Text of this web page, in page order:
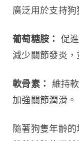
廣泛用於支持狗
葡萄糖胺：
促
減少關節發炎，
軟骨素：
維持
加強關節潤滑。
隨著狗隻年齡的